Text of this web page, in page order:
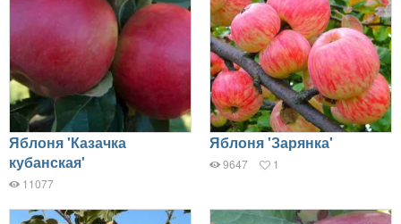
Яблоня 'Казачка
кубанская'
11077
Яблоня 'Зарянка'
9647 1